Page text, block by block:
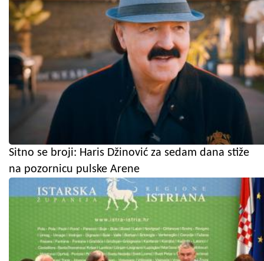
Sitno se broji: Haris Džinović za sedam dana stiže
na pozornicu pulske Arene